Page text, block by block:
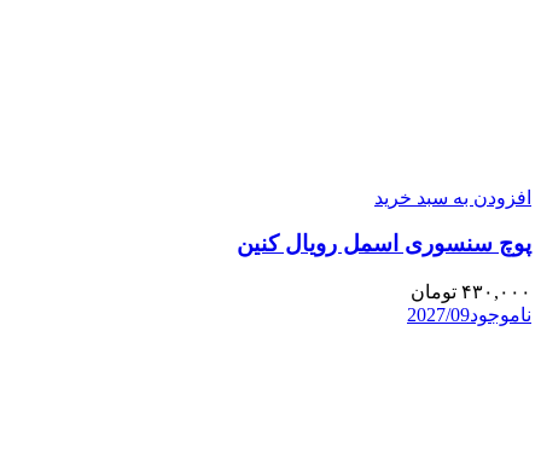
افزودن به سبد خرید
پوچ سنسوری اسمل رویال کنین
۴۳۰,۰۰۰ تومان
ناموجود2027/09